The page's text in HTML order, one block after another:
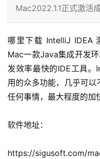
Mac2022.1.1正式激活
哪里下载 IntelliJ IDEA
Mac一款Java集成开发
发效率最快的IDE工具
用的众多功能，几乎可
任何事情，最大程度的加
软件地址：
https://sigusoft.com/